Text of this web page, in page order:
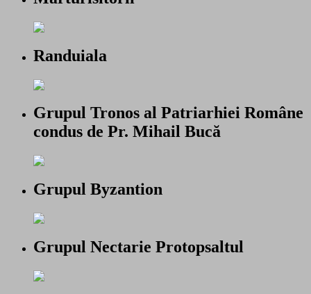
Randuiala
Grupul Tronos al Patriarhiei Române
condus de Pr. Mihail Bucă
Grupul Byzantion
Grupul Nectarie Protopsaltul